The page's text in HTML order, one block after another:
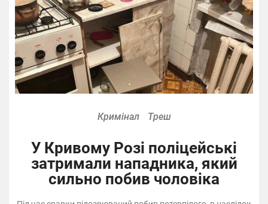
Кримінал Треш
У Кривому Розі поліцейські
затримали нападника, який
сильно побив чоловіка